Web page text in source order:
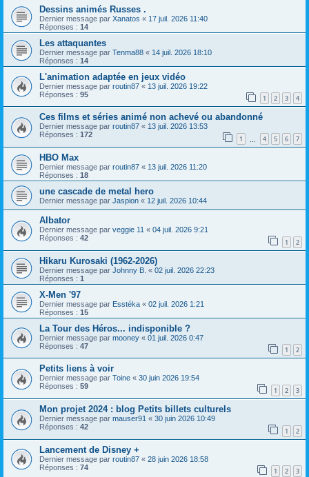
Dessins animés Russes .
Dernier message par Xanatos « 17 juil. 2026 11:40
Réponses : 14
Les attaquantes
Dernier message par Tenma88 « 14 juil. 2026 18:10
Réponses : 14
L'animation adaptée en jeux vidéo
Dernier message par routin87 « 13 juil. 2026 19:22
Réponses : 95 1 2 3 4
Ces films et séries animé non achevé ou abandonné
Dernier message par routin87 « 13 juil. 2026 13:53
Réponses : 172 1 4 5 6 7
HBO Max
Dernier message par routin87 « 13 juil. 2026 11:20
Réponses : 18
une cascade de metal hero
Dernier message par Jaspion « 12 juil. 2026 10:44
Albator
Dernier message par veggie 11 « 04 juil. 2026 9:21
Réponses : 42 1 2
Hikaru Kurosaki (1962-2026)
Dernier message par Johnny B. « 02 juil. 2026 22:23
Réponses : 1
X-Men '97
Dernier message par Esstéka « 02 juil. 2026 1:21
Réponses : 15
La Tour des Héros... indisponible ?
Dernier message par mooney « 01 juil. 2026 0:47
Réponses : 47 1 2
Petits liens à voir
Dernier message par Toine « 30 juin 2026 19:54
Réponses : 59 1 2 3
Mon projet 2024 : blog Petits billets culturels
Dernier message par mauser91 « 30 juin 2026 10:49
Réponses : 42 1 2
Lancement de Disney +
Dernier message par routin87 « 28 juin 2026 18:58
Réponses : 74 1 2 3